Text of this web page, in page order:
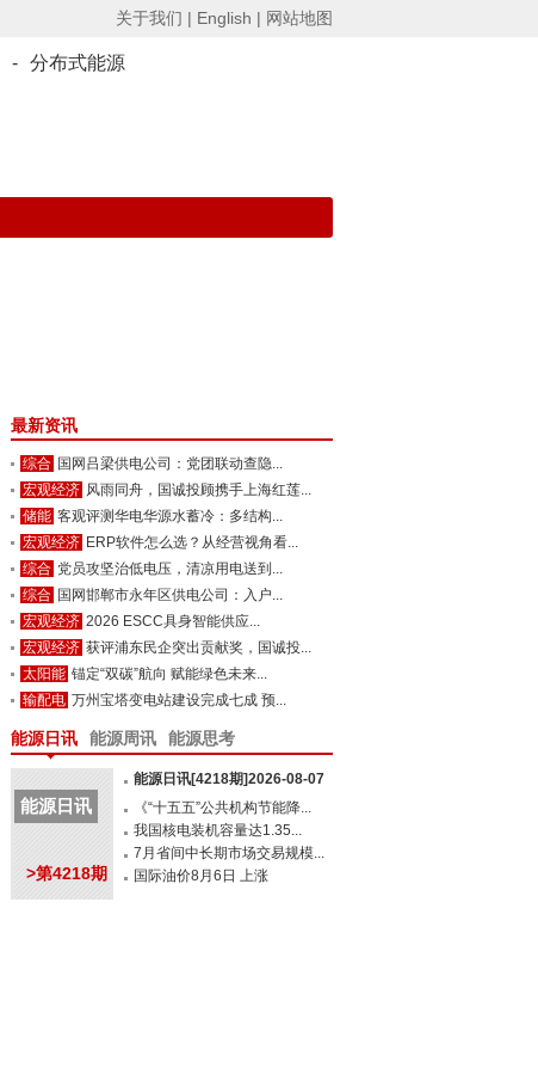
关于我们 | English | 网站地图
- 分布式能源
最新资讯
综合 国网吕梁供电公司：党团联动查隐...
宏观经济 风雨同舟，国诚投顾携手上海红莲...
储能 客观评测华电华源水蓄冷：多结构...
宏观经济 ERP软件怎么选？从经营视角看...
综合 党员攻坚治低电压，清凉用电送到...
综合 国网邯郸市永年区供电公司：入户...
宏观经济 2026 ESCC具身智能供应...
宏观经济 获评浦东民企突出贡献奖，国诚投...
太阳能 锚定“双碳”航向 赋能绿色未来...
输配电 万州宝塔变电站建设完成七成 预...
能源日讯 能源周讯 能源思考
能源日讯
>第4218期
能源日讯[4218期]2026-08-07
《“十五五”公共机构节能降...
我国核电装机容量达1.35...
7月省间中长期市场交易规模...
国际油价8月6日 上涨